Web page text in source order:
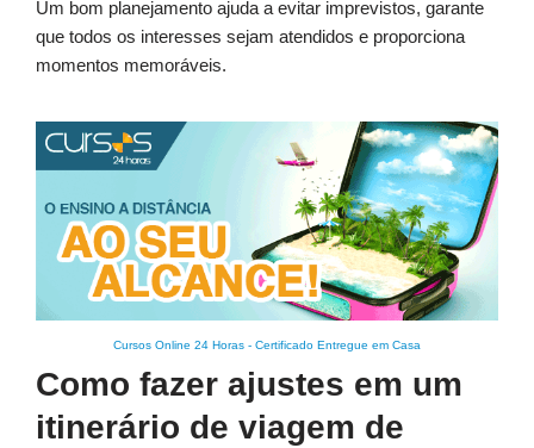
Um bom planejamento ajuda a evitar imprevistos, garante
que todos os interesses sejam atendidos e proporciona
momentos memoráveis.
Cursos Online 24 Horas - Certificado Entregue em Casa
Como fazer ajustes em um
itinerário de viagem de